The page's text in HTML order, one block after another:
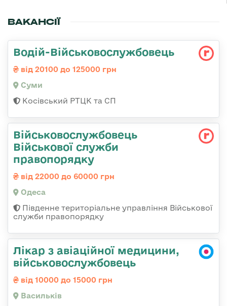
ВАКАНСІЇ
Водій-Військовослужбовець
від 20100 до 125000 грн
Суми
Косівський РТЦК та СП
Військовослужбовець
Військової служби
правопорядку
від 22000 до 60000 грн
Одеса
Південне територіальне управління Військової
служби правопорядку
Лікар з авіаційної медицини,
військовослужбовець
від 10000 до 15000 грн
Васильків